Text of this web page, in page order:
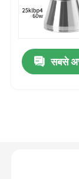
Immersible
सबसे